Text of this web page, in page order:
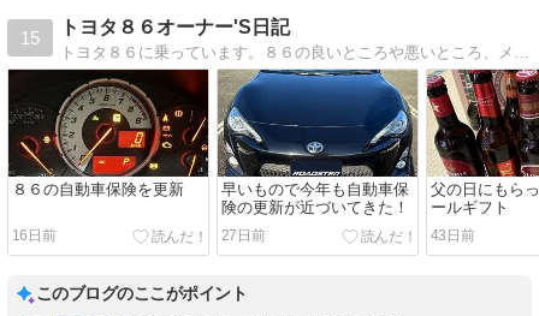
15
トヨタ８６オーナー'S日記
８６の自動車保険を更新
16日前
早いもので今年も自動車保
険の更新が近づいてきた！
27日前
父の日にもら
ールギフト
43日前
このブログのここがポイント